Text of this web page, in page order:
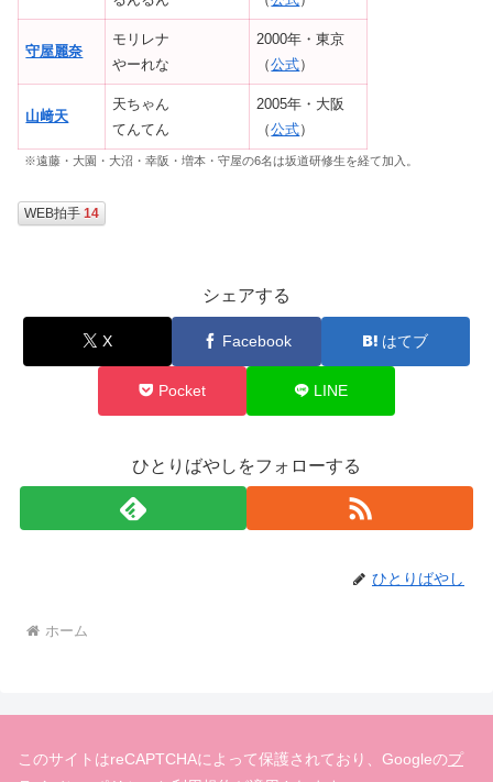
守屋麗奈
モリレナ
やーれな
2000年・東京
（公式）
山﨑天
天ちゃん
てんてん
2005年・大阪
（公式）
※遠藤・大園・大沼・幸阪・増本・守屋の6名は坂道研修生を経て加入。
WEB拍手 14
シェアする
X Facebook はてブ
Pocket LINE
ひとりばやしをフォローする
ひとりばやし
ホーム
このサイトはreCAPTCHAによって保護されており、Googleのプ